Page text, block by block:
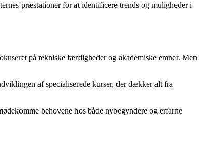
præstationer for at identificere trends og muligheder i
på tekniske færdigheder og akademiske emner. Men
af specialiserede kurser, der dækker alt fra
behovene hos både nybegyndere og erfarne